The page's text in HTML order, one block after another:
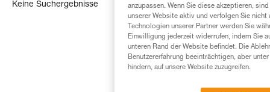
Keine Suchergebnisse
anzupassen. Wenn Sie diese akzeptieren,
unserer Website aktiv und verfolgen Sie
Technologien unserer Partner werden Sie
Einwilligung jederzeit widerrufen, indem Sie
unteren Rand der Website befindet. Die
Benutzererfahrung beeinträchtigen, aber
hindern, auf unsere Website zuzugreifen.